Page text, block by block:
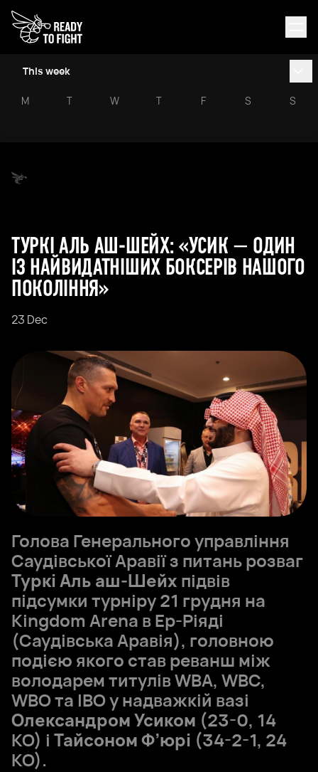
This week
M T W T F S S
ТУРКІ АЛЬ АШ-ШЕЙХ: «УСИК — ОДИН
ІЗ НАЙВИДАТНІШИХ БОКСЕРІВ НАШОГО
ПОКОЛІННЯ»
23 Dec
Голова Генерального управління
Саудівської Аравії з питань розваг
Туркі Аль аш-Шейх підвів
підсумки турніру 21 грудня на
Kingdom Arena в Ер-Ріяді
(Саудівська Аравія), головною
подією якого став реванш між
володарем титулів WBA, WBC,
WBO та IBO у надважкій вазі
Олександром Усиком (23-0, 14
КО) і Тайсоном Ф’юрі (34-2-1, 24
КО).